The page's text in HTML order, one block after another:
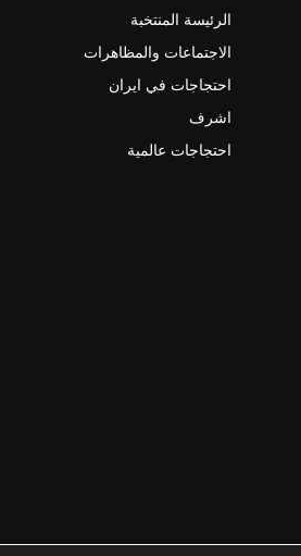
الرئيسة المنتخبة
الاجتماعات والمظاهرات
احتجاجات في ايران
اشرف
احتجاجات عالمية